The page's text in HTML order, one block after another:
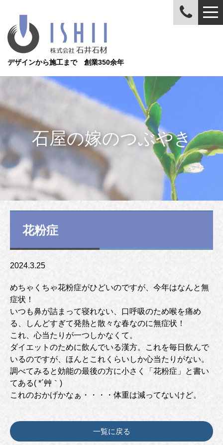
デザインから施工まで 創業350余年
石屋の嫁のつぶやき
花粉症
2024.3.25
めちゃくちゃ花粉症がひどいのですが、今年はなんと無
症状！
いつも鼻が詰まって寝れない、口呼吸のため喉を痛め
る、しんどすぎて発熱と散々な春なのに無症状！
これ、心当たりが一つしかなくて。
ダイエットのために飲んでいる漢方。これを毎日飲んで
いるのですが、ほんとこれくらいしか心当たりがない。
調べてみると効能の最後の方に小さく「花粉症」と書い
てある( *´艸｀)
これのおかげかなぁ・・・・体重は減ってないけど。
一覧に戻る